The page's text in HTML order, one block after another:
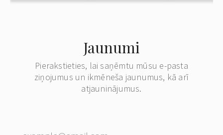
Jaunumi
Pierakstieties, lai saņēmtu mūsu e-pasta
ziņojumus un ikmēneša jaunumus, kā arī
atjauninājumus.